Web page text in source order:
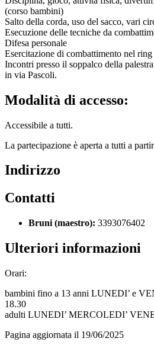
(corso bambini)
Salto della corda, uso del sacco, vari
Esecuzione delle tecniche da
Difesa personale
Esercitazione di combattimento nel ring
Incontri presso il soppalco della
in via Pascoli.
Modalità di accesso:
Accessibile a tutti.
La partecipazione è aperta a tutti a
Indirizzo
Contatti
Bruni (maestro): 3393076402
Ulteriori informazioni
Orari:
bambini fino a 13 anni LUNEDI’ e
18.30
adulti LUNEDI’ MERCOLEDI’
Pagina aggiornata il 19/06/2025